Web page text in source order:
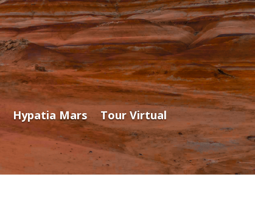
Hypatia Mars
Tour Virtual